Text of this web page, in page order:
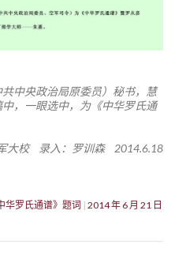
中央政治局原委员）秘书，慧
，一眼选中，为《中华罗氏通
大校 录入：罗训森 2014.6.18
华罗氏通谱》题词 2014 年 6 月 21 日